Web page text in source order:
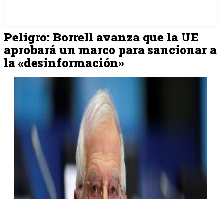
Peligro: Borrell avanza que la UE
aprobará un marco para sancionar a
la «desinformación»